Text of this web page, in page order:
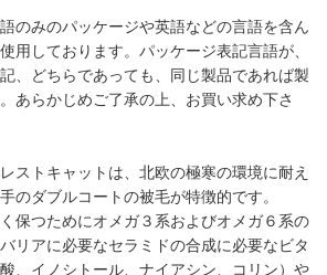
のみのパッケージや英語などの言語を含ん
用しております。パッケージ表記言語が、
、どちらであっても、同じ製品であれば製
あらかじめご了承の上、お買い求め下さ
ストキャットは、北欧の極寒の環境に耐え
のダブルコートの被毛が特徴的です。
保つためにオメガ３系およびオメガ６系の
リアに必要なセラミドの合成に必要なビタ
、イノシトール、ナイアシン、コリン）や